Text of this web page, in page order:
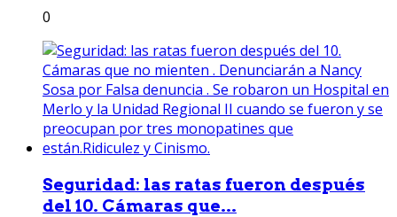
0
Seguridad: las ratas fueron después
del 10. Cámaras que...